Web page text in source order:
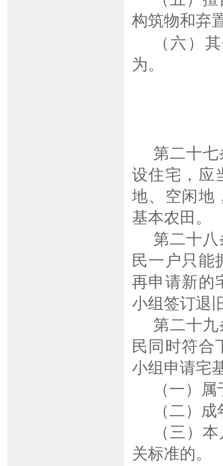
构筑物和弃
（六）
为。
第二十
设住宅，应
地、空闲地
基本农田。
第二十
民一户只能
再申请新的
小组签订退
第二十
民同时符合
小组申请宅
（一）
（二）
（三）
关标准的。